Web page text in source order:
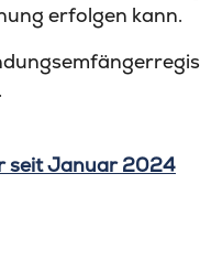
erfolgen kann.
seit Januar 2024